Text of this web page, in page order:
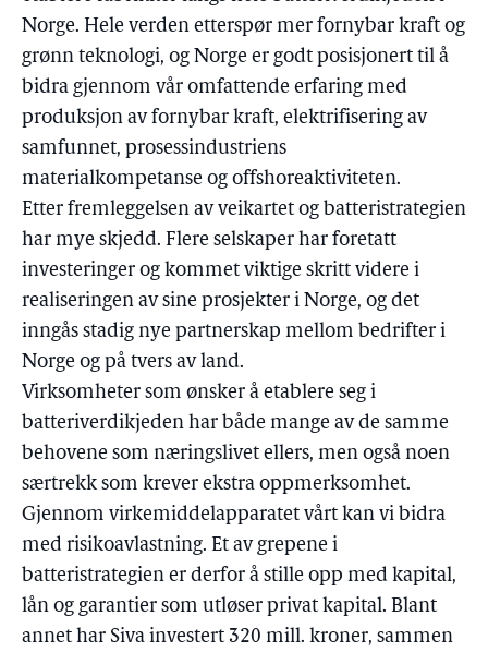
Norge. Hele verden etterspør mer fornybar kraft og
grønn teknologi, og Norge er godt posisjonert til å
bidra gjennom vår omfattende erfaring med
produksjon av fornybar kraft, elektrifisering av
samfunnet, prosessindustriens
materialkompetanse og offshoreaktiviteten.
Etter fremleggelsen av veikartet og batteristrategien
har mye skjedd. Flere selskaper har foretatt
investeringer og kommet viktige skritt videre i
realiseringen av sine prosjekter i Norge, og det
inngås stadig nye partnerskap mellom bedrifter i
Norge og på tvers av land.
Virksomheter som ønsker å etablere seg i
batteriverdikjeden har både mange av de samme
behovene som næringslivet ellers, men også noen
særtrekk som krever ekstra oppmerksomhet.
Gjennom virkemiddelapparatet vårt kan vi bidra
med risikoavlastning. Et av grepene i
batteristrategien er derfor å stille opp med kapital,
lån og garantier som utløser privat kapital. Blant
annet har Siva investert 320 mill. kroner, sammen